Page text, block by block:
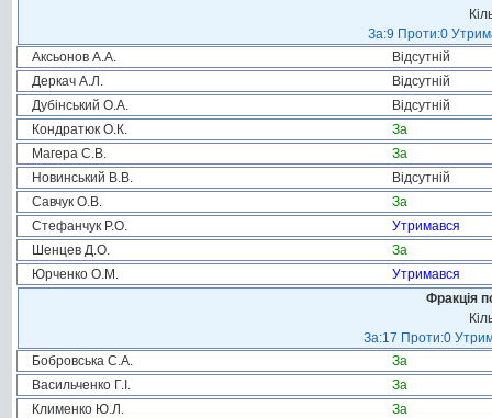
За:9 Проти:0
Аксьонов А.А.
Відсутній
Деркач А.Л.
Відсутній
Дубінський О.А.
Відсутній
Кондратюк О.К.
За
Магера С.В.
За
Новинський В.В.
Відсутній
Савчук О.В.
За
Стефанчук Р.О.
Утримався
Шенцев Д.О.
За
Юрченко О.М.
Утримався
Фракція
За:17 Проти:0
Бобровська С.А.
За
Васильченко Г.І.
За
Клименко Ю.Л.
За